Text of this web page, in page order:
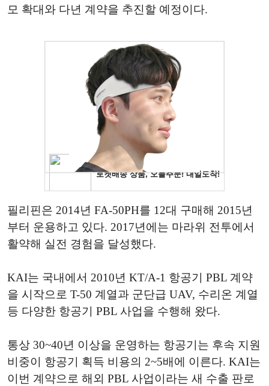
모 확대와 다년 계약을 추진할 예정이다.
필리핀은 2014년 FA-50PH를 12대 구매해 2015년
부터 운용하고 있다. 2017년에는 마라위 전투에서
활약해 실전 경험을 달성했다.
KAI는 국내에서 2010년 KT/A-1 항공기 PBL 계약
을 시작으로 T-50 계열과 군단급 UAV, 수리온 계열
등 다양한 항공기 PBL 사업을 수행해 왔다.
통상 30~40년 이상을 운영하는 항공기는 후속 지원
비중이 항공기 획득 비용의 2~5배에 이른다. KAI는
이번 계약으로 해외 PBL 사업이라는 새 수출 판로